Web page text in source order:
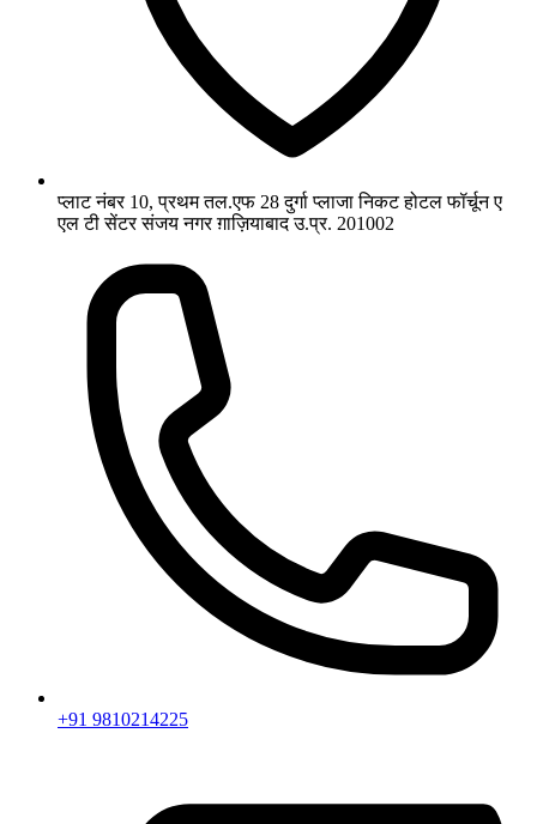
प्लाट नंबर 10, प्रथम तल.एफ 28 दुर्गा प्लाजा निकट होटल फॉर्चून ए
एल टी सेंटर संजय नगर ग़ाज़ियाबाद उ.प्र. 201002
+91 9810214225